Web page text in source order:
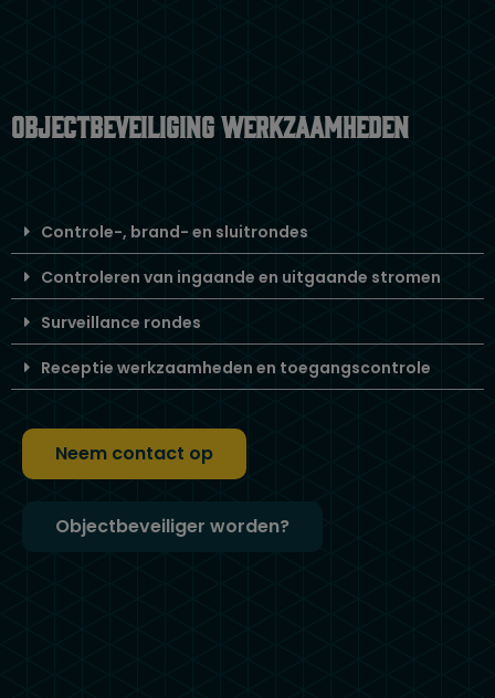
Objectbeveiliging werkzaamheden
Controle-, brand- en sluitrondes
Controleren van ingaande en uitgaande stromen
Surveillance rondes
Receptie werkzaamheden en toegangscontrole
Neem contact op
Objectbeveiliger worden?